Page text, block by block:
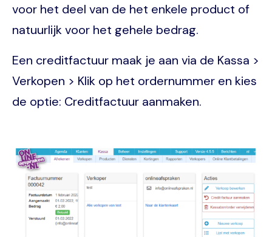
voor het deel van de het enkele product of
natuurlijk voor het gehele bedrag.
Een creditfactuur maak je aan via de Kassa >
Verkopen > Klik op het ordernummer en kies
de optie: Creditfactuur aanmaken.
Image